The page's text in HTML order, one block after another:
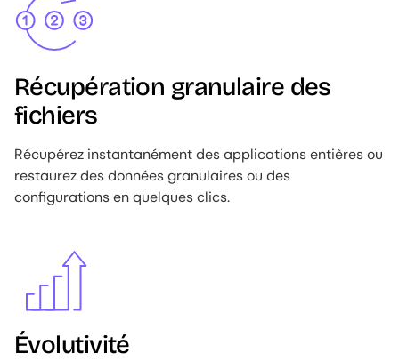
Récupération granulaire des
fichiers
Récupérez instantanément des applications entières ou
restaurez des données granulaires ou des
configurations en quelques clics.
Évolutivité